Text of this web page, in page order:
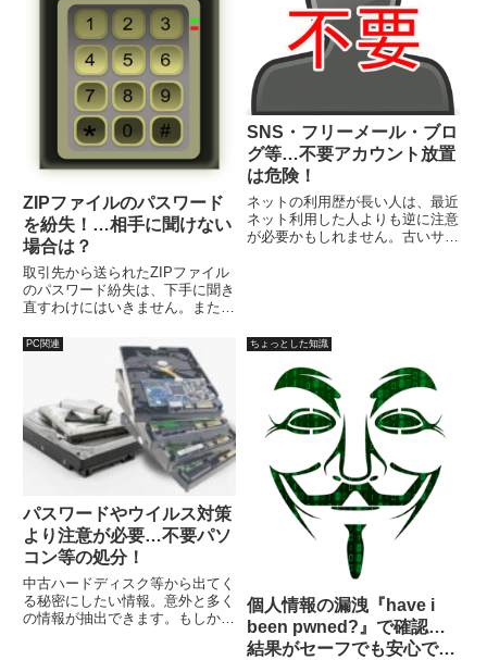
ZIPファイルのパスワード
を紛失！…相手に聞けない
場合は？
取引先から送られたZIPファイル
のパスワード紛失は、下手に聞き
直すわけにはいきません。また、
圧縮時に誤記入や誤入力して、パ
スワードZIPが開けなくなること
もあるでしょう。この場合、そも
そも聞く相手もいません。
SNS・フリーメール・ブロ
グ等…不要アカウント放置
は危険！
ネットの利用歴が長い人は、最近
ネット利用した人よりも逆に注意
が必要かもしれません。古いサー
PC関連
パスワードやウイルス対策
より注意が必要…不要パソ
コン等の処分！
中古ハードディスク等から出てく
る秘密にしたい情報。意外と多く
の情報が抽出できます。もしかす
ちょっとした知識
個人情報の漏洩『have i
been pwned?』で確認…
結果がセーフでも安心でき